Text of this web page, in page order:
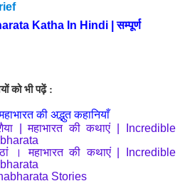
Katha In Hindi | सम्पूर्ण
को भी पढ़ें :
की अद्भुत कहानियाँ
| महाभारत की कथाएं | Incredible
। महाभारत की कथाएं | Incredible
Stories